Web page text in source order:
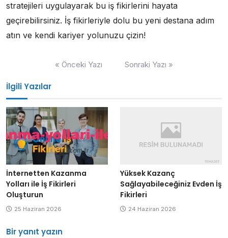
stratejileri uygulayarak bu iş fikirlerini hayata
geçirebilirsiniz. İş fikirleriyle dolu bu yeni destana adım
atın ve kendi kariyer yolunuzu çizin!
« Önceki Yazı Sonraki Yazı »
İlgili Yazılar
İnternetten Kazanma
Yolları ile İş Fikirleri
Oluşturun
25 Haziran 2026
Yüksek Kazanç
Sağlayabileceğiniz Evden İş
Fikirleri
24 Haziran 2026
Bir yanıt yazın